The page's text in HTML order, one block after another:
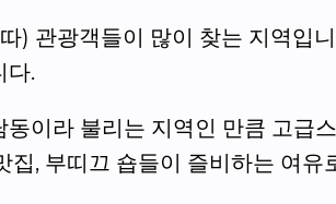
) 관광객들이 많이 찾는 지역입
다.
이라 불리는 지역인 만큼 고급
, 부띠끄 숍들이 즐비하는 여유